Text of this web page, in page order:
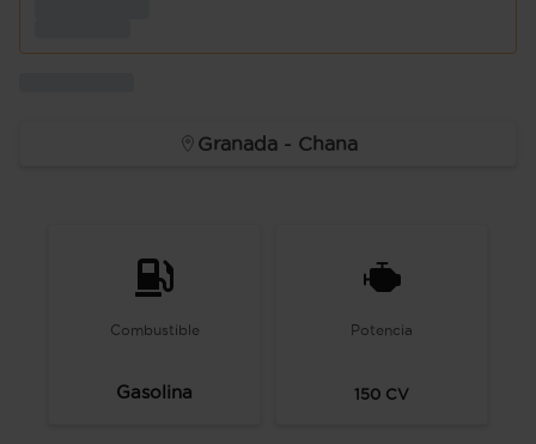
Granada - Chana
Combustible
Gasolina
Potencia
150 CV